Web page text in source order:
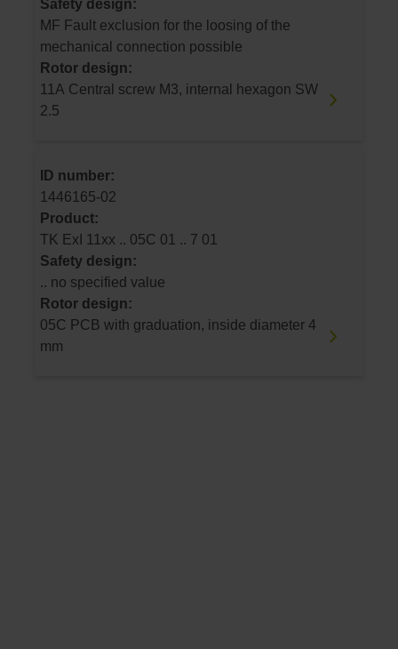
Safety design:
MF Fault exclusion for the loosing of the
mechanical connection possible
Rotor design:
11A Central screw M3, internal hexagon SW
2.5
ID number:
1446165-02
Product:
TK ExI 11xx .. 05C 01 .. 7 01
Safety design:
.. no specified value
Rotor design:
05C PCB with graduation, inside diameter 4
mm